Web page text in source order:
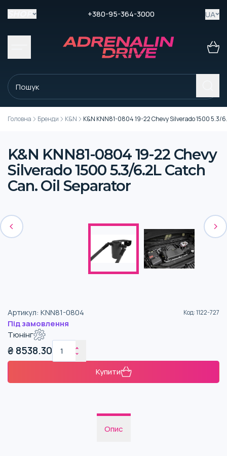
+380-95-364-3000 UA
Головна Бренди K&N K&N KNN81-0804 19-22 Chevy Silverado 1500 5.3/
K&N KNN81-0804 19-22 Chevy
Silverado 1500 5.3/6.2L Catch
Can. Oil Separator
Артикул: KNN81-0804 Код:1122-727
Під замовлення
Тюнінг
₴ 8538.30
Купити
Опис